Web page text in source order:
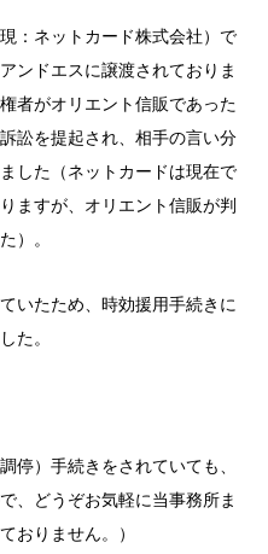
：ネットカード株式会社）で
ンドエスに譲渡されておりま
者がオリエント信販であった
訟を提起され、相手の言い分
した（ネットカードは現在で
ますが、オリエント信販が判
）。
いたため、時効援用手続きに
た。
停）手続きをされていても、
、どうぞお気軽に当事務所ま
おりません。）